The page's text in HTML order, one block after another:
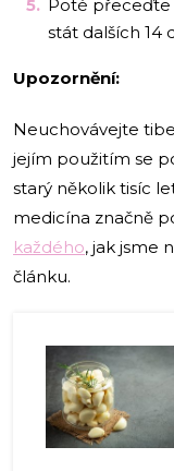
Poté přeceďte
stát dalších 14
Upozornění:
Neuchovávejte
jejím použitím se
starý několik tisíc
medicína značně
každého, jak jsme
článku.